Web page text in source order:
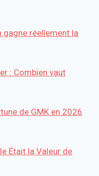
gagne réellement la
: Combien vaut
de GMK en 2026
Était la Valeur de